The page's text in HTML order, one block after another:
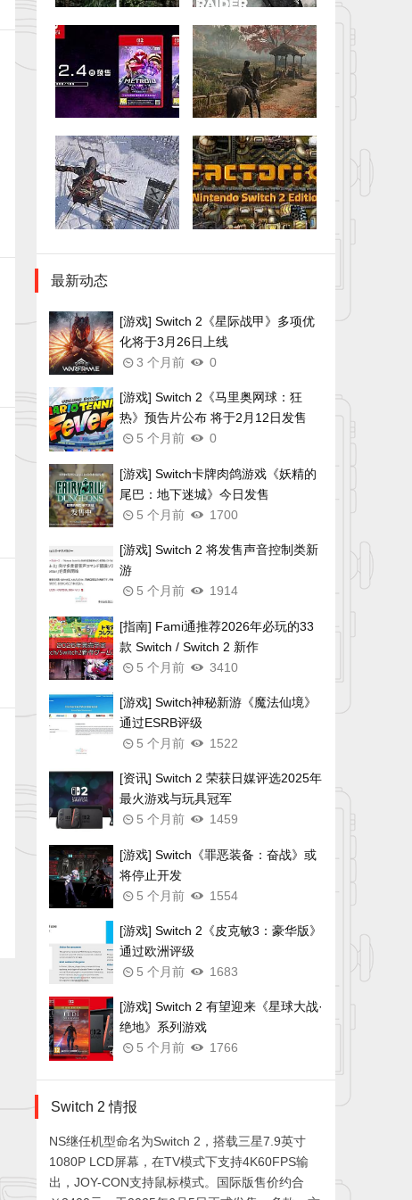
最新动态
[游戏] Switch 2《星际战甲》多项优
化将于3月26日上线
3 个月前
0
[游戏] Switch 2《马里奥网球：狂
热》预告片公布 将于2月12日发售
5 个月前
0
[游戏] Switch卡牌肉鸽游戏《妖精的
尾巴：地下迷城》今日发售
5 个月前
1700
[游戏] Switch 2 将发售声音控制类新
游
5 个月前
1914
[指南] Fami通推荐2026年必玩的33
款 Switch / Switch 2 新作
5 个月前
3410
[游戏] Switch神秘新游《魔法仙境》
通过ESRB评级
5 个月前
1522
[资讯] Switch 2 荣获日媒评选2025年
最火游戏与玩具冠军
5 个月前
1459
[游戏] Switch《罪恶装备：奋战》或
将停止开发
5 个月前
1554
[游戏] Switch 2《皮克敏3：豪华版》
通过欧洲评级
5 个月前
1683
[游戏] Switch 2 有望迎来《星球大战·
绝地》系列游戏
5 个月前
1766
Switch 2 情报
NS继任机型命名为Switch 2，搭载三星7.9英寸
1080P LCD屏幕，在TV模式下支持4K60FPS输
出，JOY-CON支持鼠标模式。国际版售价约合